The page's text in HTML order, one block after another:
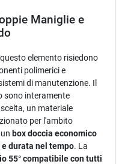
Maniglie e
elemento risiedono
polimerici e
di manutenzione. Il
sono interamente
un materiale
per l'ambito
box doccia economico
durata nel tempo. La
55° compatibile con tutti